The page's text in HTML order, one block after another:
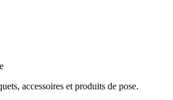
accessoires et produits de pose.